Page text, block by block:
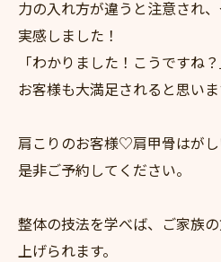
力の入れ方が違うと注意され
実感しました！
「わかりました！こうですね
お客様も大満足されると思いま
肩こりのお客様♡肩甲骨はがし
是非ご予約してください。
整体の技法を学べば、ご家族
上げられます。